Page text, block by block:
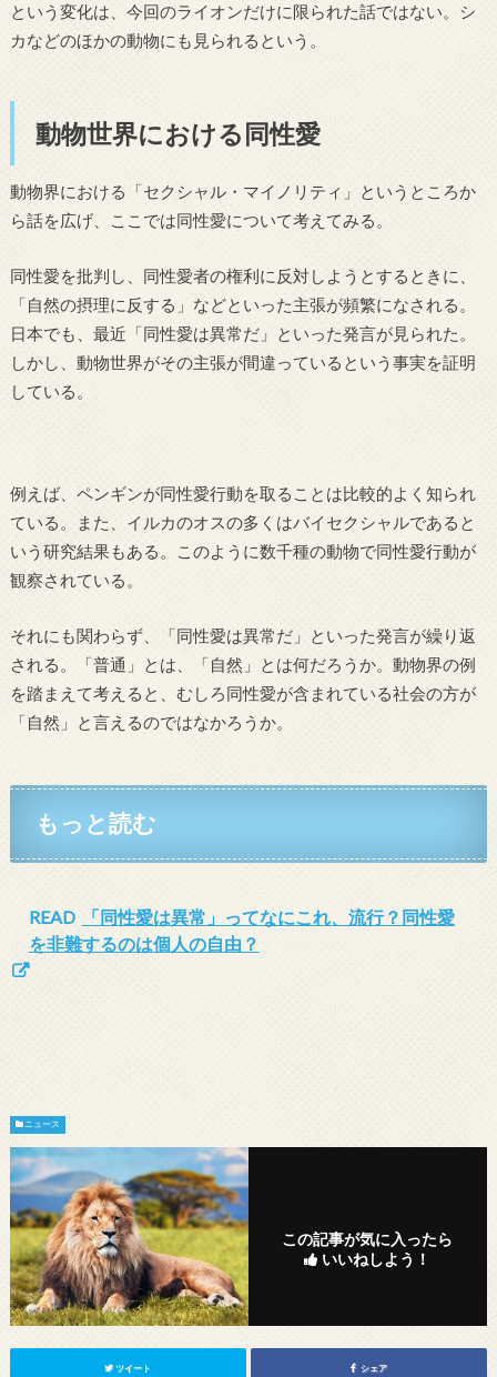
という変化は、今回のライオンだけに限られた話ではない。シ
カなどのほかの動物にも見られるという。
動物世界における同性愛
動物界における「セクシャル・マイノリティ」というところか
ら話を広げ、ここでは同性愛について考えてみる。
同性愛を批判し、同性愛者の権利に反対しようとするときに、
「自然の摂理に反する」などといった主張が頻繁になされる。
日本でも、最近「同性愛は異常だ」といった発言が見られた。
しかし、動物世界がその主張が間違っているという事実を証明
している。
例えば、ペンギンが同性愛行動を取ることは比較的よく知られ
ている。また、イルカのオスの多くはバイセクシャルであると
いう研究結果もある。このように数千種の動物で同性愛行動が
観察されている。
それにも関わらず、「同性愛は異常だ」といった発言が繰り返
される。「普通」とは、「自然」とは何だろうか。動物界の例
を踏まえて考えると、むしろ同性愛が含まれている社会の方が
「自然」と言えるのではなかろうか。
もっと読む
READ
「同性愛は異常」ってなにこれ、流行？同性愛
を非難するのは個人の自由？
ニュース
この記事が気に入ったら
いいねしよう！
ツイート シェア